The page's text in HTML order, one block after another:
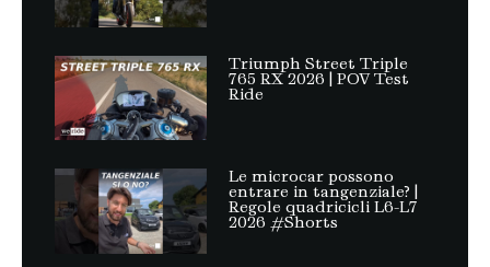
Triumph Street Triple
765 RX 2026 | POV Test
Ride
Le microcar possono
entrare in tangenziale? |
Regole quadricicli L6-L7
2026 #Shorts